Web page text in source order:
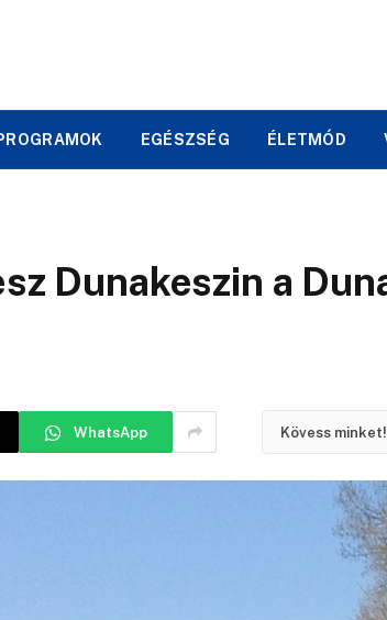
EGÉSZSÉG ÉLETMÓD
Dunakeszin a
WhatsApp Kövess minket!